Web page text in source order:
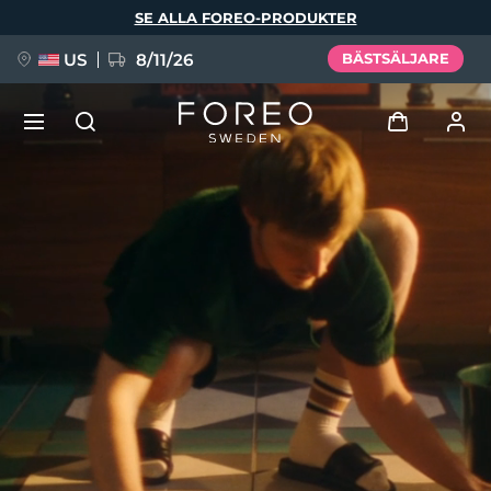
SE ALLA FOREO-PRODUKTER
US 8/11/26 BÄSTSÄLJARE
Logga in
Användarprofil
Mina enheter
Mina beställningar
Mina adresser
Mina prenumerationer
BREAKING NEWS
issa™ Teeth Whitening Set
Español
Italiano
Português
Svenska
Русский
Türkçe
简体中文 繁體中文